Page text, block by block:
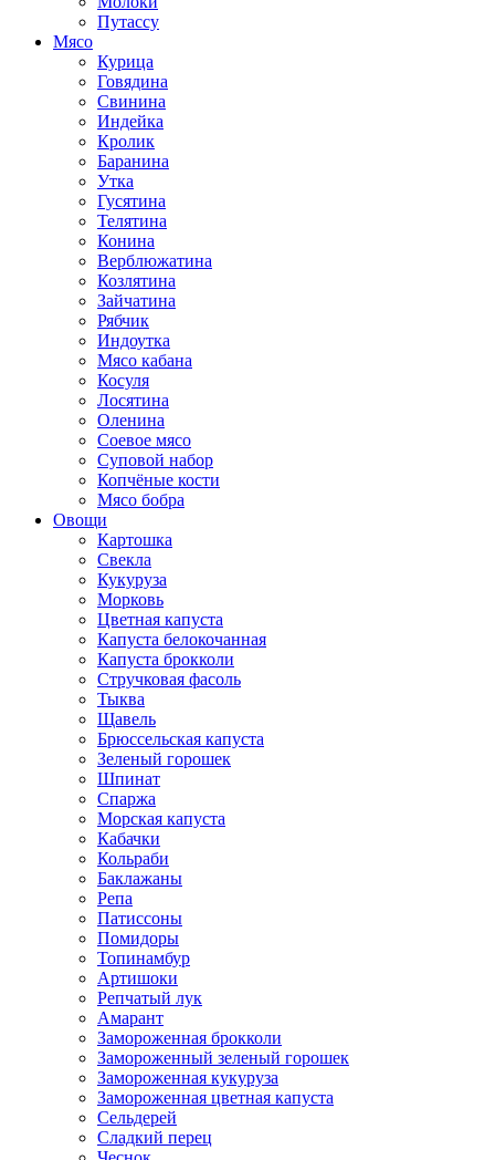
Путассу
Мясо
Курица
Говядина
Свинина
Индейка
Кролик
Баранина
Утка
Гусятина
Телятина
Конина
Верблюжатина
Козлятина
Зайчатина
Рябчик
Индоутка
Мясо кабана
Косуля
Лосятина
Оленина
Соевое мясо
Суповой набор
Копчёные кости
Мясо бобра
Овощи
Картошка
Свекла
Кукуруза
Морковь
Цветная капуста
Капуста белокочанная
Капуста брокколи
Стручковая фасоль
Тыква
Щавель
Брюссельская капуста
Зеленый горошек
Шпинат
Спаржа
Морская капуста
Кабачки
Кольраби
Баклажаны
Репа
Патиссоны
Помидоры
Топинамбур
Артишоки
Репчатый лук
Амарант
Замороженная брокколи
Замороженный зеленый горошек
Замороженная кукуруза
Замороженная цветная капуста
Сельдерей
Сладкий перец